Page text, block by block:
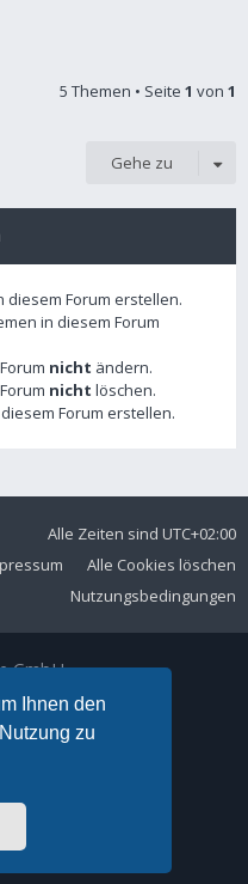
Ihnen den
zu
5 Themen • Seite 1 von 1
Gehe zu
diesem Forum erstellen.
in diesem Forum
nicht ändern.
nicht löschen.
Forum erstellen.
Alle Zeiten sind UTC+02:00
Alle Cookies löschen
Nutzungsbedingungen
GmbH
102
59897 61